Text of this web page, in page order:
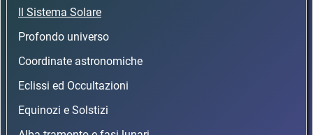
Il Sistema Solare
Profondo universo
Coordinate astronomiche
Eclissi ed Occultazioni
Equinozi e Solstizi